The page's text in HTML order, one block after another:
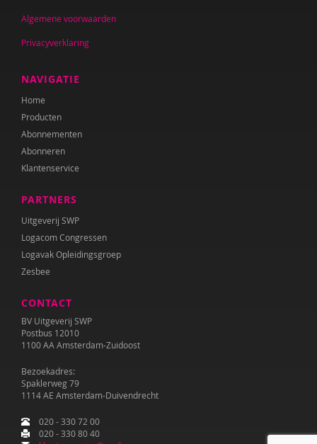
Algemene voorwaarden
Privacyverklaring
NAVIGATIE
Home
Producten
Abonnementen
Abonneren
Klantenservice
PARTNERS
Uitgeverij SWP
Logacom Congressen
Logavak Opleidingsgroep
Zesbee
CONTACT
BV Uitgeverij SWP
Postbus 12010
1100 AA Amsterdam-Zuidoost
Bezoekadres:
Spaklerweg 79
1114 AE Amsterdam-Duivendrecht
020 - 330 72 00
020 - 330 80 40